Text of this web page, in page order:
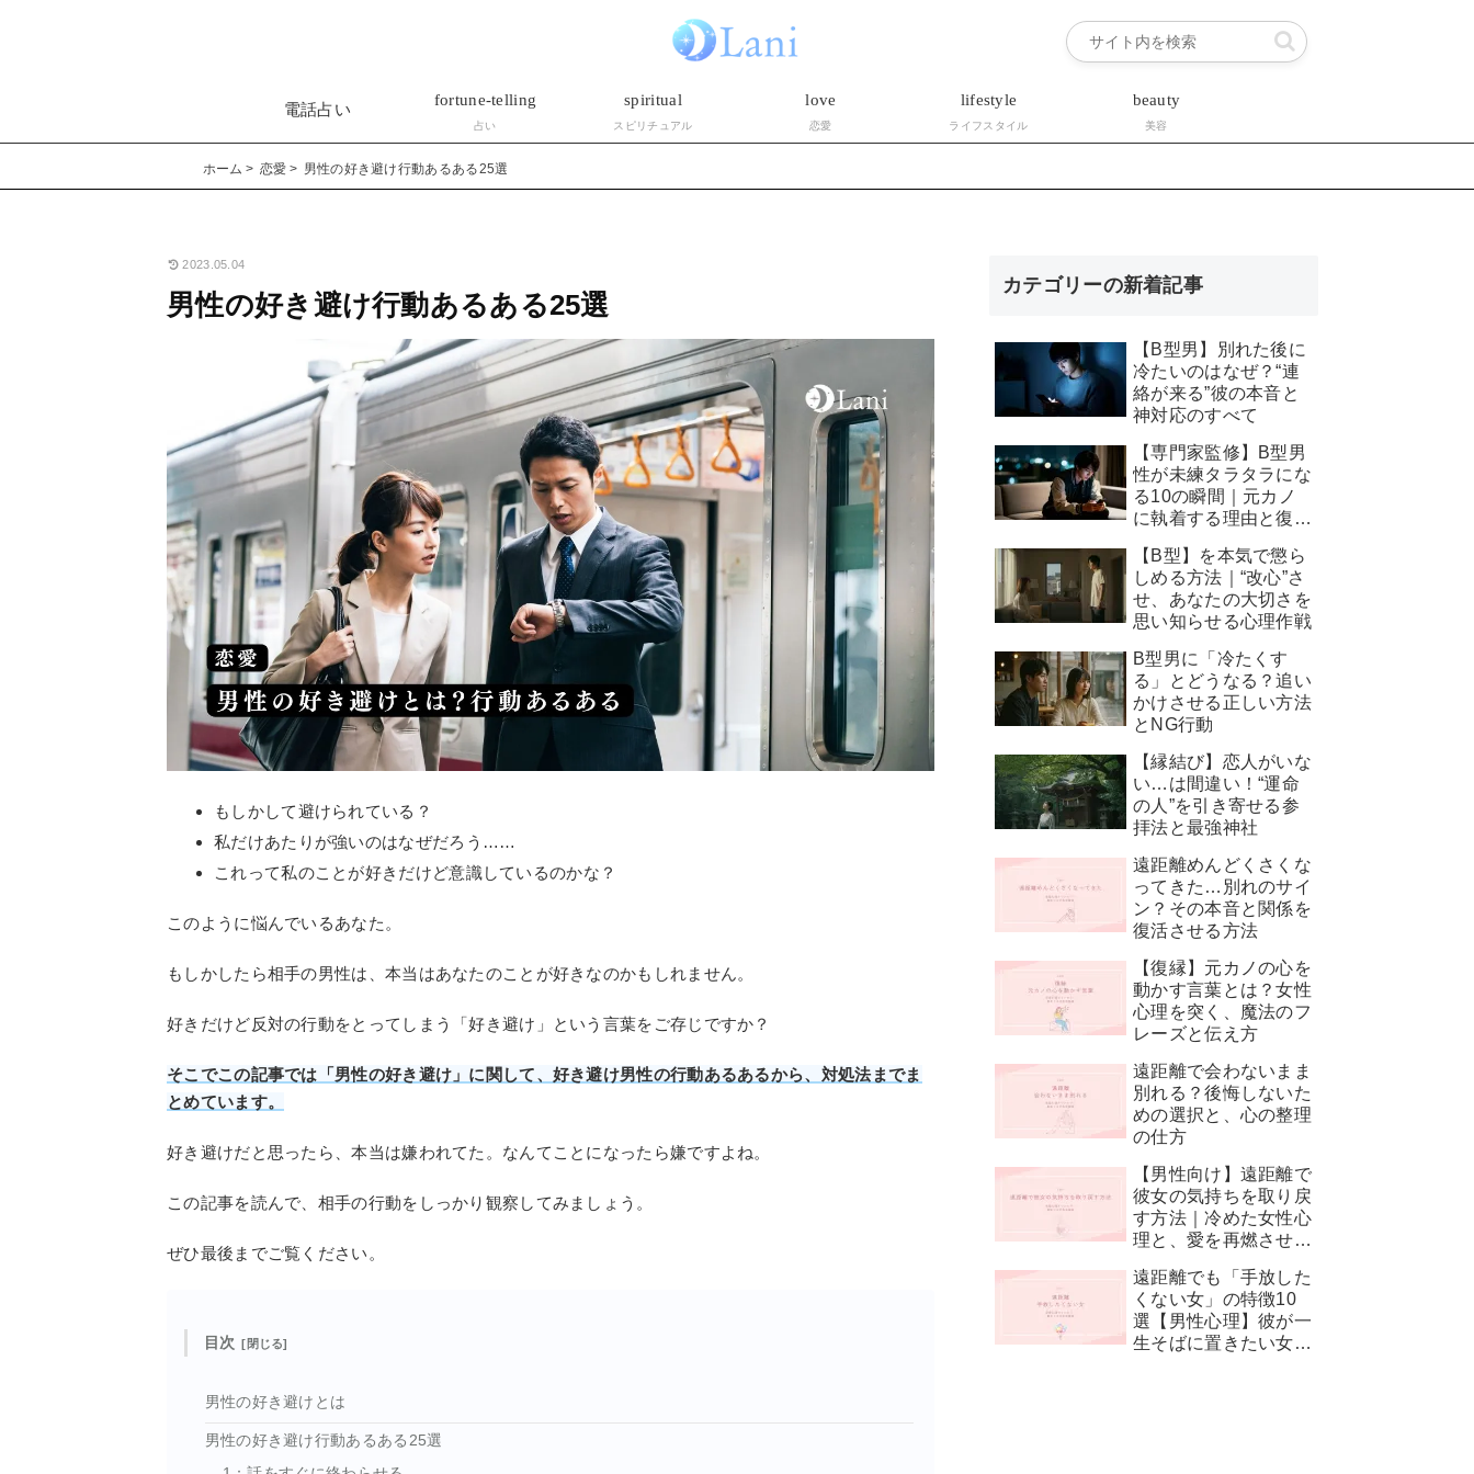
電話占い
fortune-telling
占い
spiritual
スピリチュアル
love
恋愛
lifestyle
ライフスタイル
beauty
美容
ホーム 恋愛 男性の好き避け行動あるある25選
2023.05.04
男性の好き避け行動あるある25選
もしかして避けられている？
私だけあたりが強いのはなぜだろう……
これって私のことが好きだけど意識しているのかな？
このように悩んでいるあなた。
もしかしたら相手の男性は、本当はあなたのことが好きなのかもしれません。
好きだけど反対の行動をとってしまう「好き避け」という言葉をご存じですか？
そこでこの記事では「男性の好き避け」に関して、好き避け男性の行動あるあるから、対処法までま
とめています。
好き避けだと思ったら、本当は嫌われてた。なんてことになったら嫌ですよね。
この記事を読んで、相手の行動をしっかり観察してみましょう。
ぜひ最後までご覧ください。
目次
男性の好き避けとは
男性の好き避け行動あるある25選
カテゴリーの新着記事
【B型男】別れた後に
冷たいのはなぜ？“連
絡が来る”彼の本音と
神対応のすべて
【専門家監修】B型男
性が未練タラタラにな
る10の瞬間｜元カノ
に執着する理由と復縁
【B型】を本気で懲ら
しめる方法｜“改心”さ
せ、あなたの大切さを
思い知らせる心理作戦
B型男に「冷たくす
る」とどうなる？追い
かけさせる正しい方法
とNG行動
【縁結び】恋人がいな
い…は間違い！“運命
の人”を引き寄せる参
拝法と最強神社
遠距離めんどくさくな
ってきた…別れのサイ
ン？その本音と関係を
復活させる方法
【復縁】元カノの心を
動かす言葉とは？女性
心理を突く、魔法のフ
レーズと伝え方
遠距離で会わないまま
別れる？後悔しないた
めの選択と、心の整理
の仕方
【男性向け】遠距離で
彼女の気持ちを取り戻
す方法｜冷めた女性心
理と、愛を再燃させる
遠距離でも「手放した
くない女」の特徴10
選【男性心理】彼が一
生そばに置きたい女性